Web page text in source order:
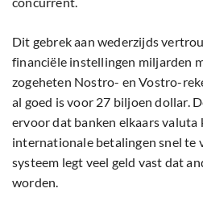
Dit gebrek aan wederzijds
financiële instellingen miljarden
zogeheten Nostro- en Vostro-
al goed is voor 27 biljoen dollar.
ervoor dat banken elkaars valuta
internationale betalingen snel te
systeem legt veel geld vast dat
worden.